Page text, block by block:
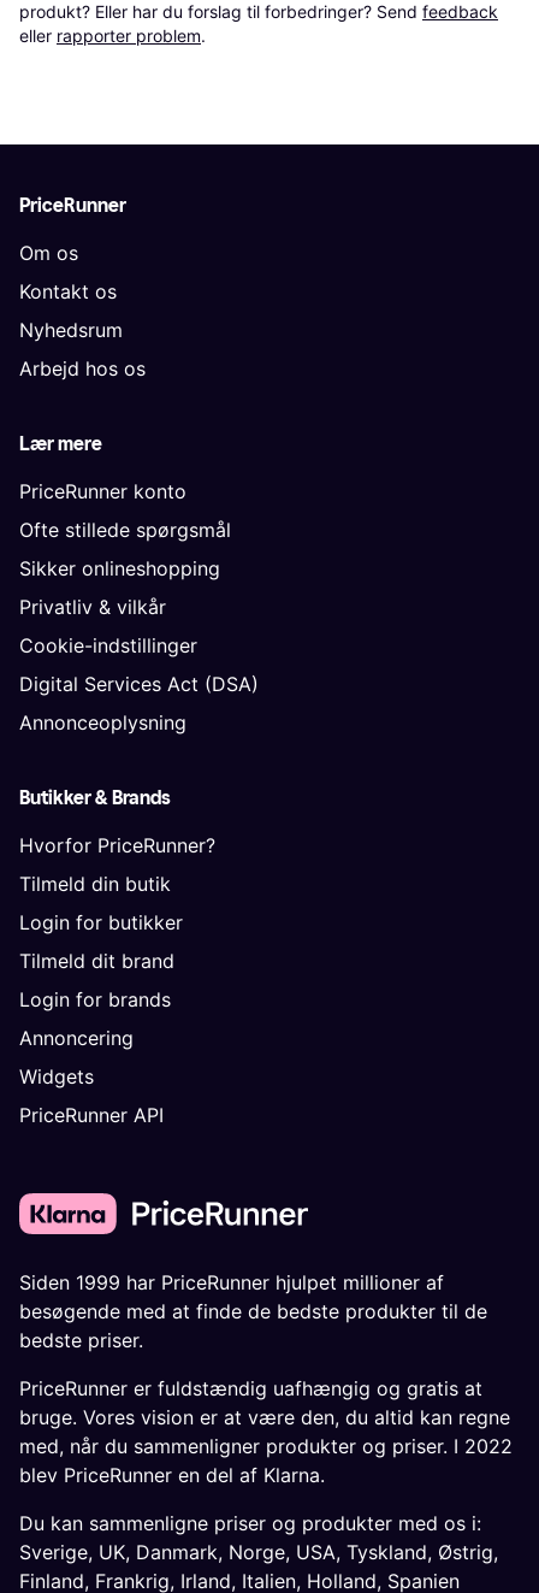
produkt? Eller har du forslag til forbedringer? Send feedback
eller rapporter problem.
PriceRunner
Om os
Kontakt os
Nyhedsrum
Arbejd hos os
Lær mere
PriceRunner konto
Ofte stillede spørgsmål
Sikker onlineshopping
Privatliv & vilkår
Cookie-indstillinger
Digital Services Act (DSA)
Annonceoplysning
Butikker & Brands
Hvorfor PriceRunner?
Tilmeld din butik
Login for butikker
Tilmeld dit brand
Login for brands
Annoncering
Widgets
PriceRunner API
Siden 1999 har PriceRunner hjulpet millioner af
besøgende med at finde de bedste produkter til de
bedste priser.
PriceRunner er fuldstændig uafhængig og gratis at
bruge. Vores vision er at være den, du altid kan regne
med, når du sammenligner produkter og priser. I 2022
blev PriceRunner en del af Klarna.
Du kan sammenligne priser og produkter med os i:
Sverige, UK, Danmark, Norge, USA, Tyskland, Østrig,
Finland, Frankrig, Irland, Italien, Holland, Spanien